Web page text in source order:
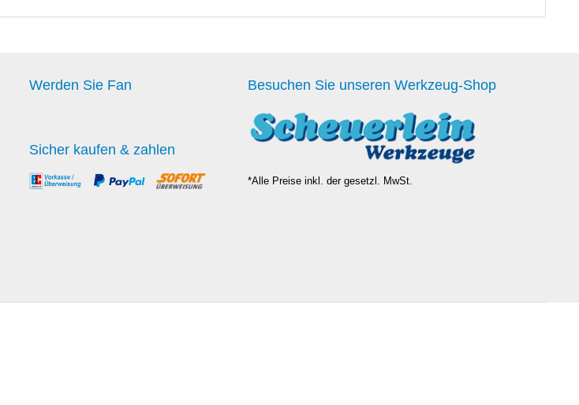
Werden Sie Fan
Sicher kaufen & zahlen
Besuchen Sie unseren Werkzeug-Shop
*Alle Preise inkl. der gesetzl. MwSt.